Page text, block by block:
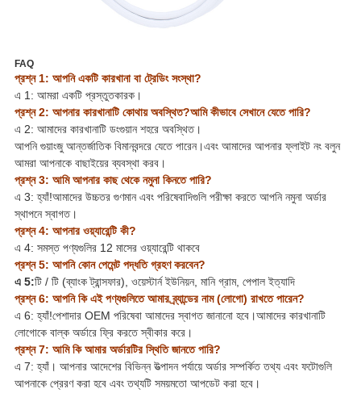
FAQ
প্রশ্ন 1: আপনি একটি কারখানা বা ট্রেডিং সংস্থা?
এ 1: আমরা একটি প্রস্তুতকারক।
প্রশ্ন 2: আপনার কারখানাটি কোথায় অবস্থিত?আমি কীভাবে সেখানে যেতে পারি?
এ 2: আমাদের কারখানাটি ডংগুয়ান শহরে অবস্থিত।
আপনি গুয়াংজু আন্তর্জাতিক বিমানবন্দরে যেতে পারেন।এবং আমাদের আপনার ফ্লাইট নং বলুন
আমরা আপনাকে বাছাইয়ের ব্যবস্থা করব।
প্রশ্ন 3: আমি আপনার কাছ থেকে নমুনা কিনতে পারি?
এ 3: হ্যাঁ!আমাদের উচ্চতর গুণমান এবং পরিষেবাদিগুলি পরীক্ষা করতে আপনি নমুনা অর্ডার
স্থাপনে স্বাগত।
প্রশ্ন 4: আপনার ওয়্যারেন্টি কী?
এ 4: সমস্ত পণ্যগুলির 12 মাসের ওয়্যারেন্টি থাকবে
প্রশ্ন 5: আপনি কোন পেমেন্ট পদ্ধতি গ্রহণ করবেন?
এ 5:টি / টি (ব্যাংক ট্রান্সফার), ওয়েস্টার্ন ইউনিয়ন, মানি গ্রাম, পেপাল ইত্যাদি
প্রশ্ন 6: আপনি কি এই পণ্যগুলিতে আমার ব্র্যান্ডের নাম (লোগো) রাখতে পারেন?
এ 6: হ্যাঁ!পেশাদার OEM পরিষেবা আমাদের স্বাগত জানানো হবে।আমাদের কারখানাটি
লোগোকে বাল্ক অর্ডারে ফ্রি করতে স্বীকার করে।
প্রশ্ন 7: আমি কি আমার অর্ডারটির স্থিতি জানতে পারি?
এ 7: হ্যাঁ। আপনার আদেশের বিভিন্ন উত্পাদন পর্যায়ে অর্ডার সম্পর্কিত তথ্য এবং ফটোগুলি
আপনাকে প্রেরণ করা হবে এবং তথ্যটি সময়মতো আপডেট করা হবে।